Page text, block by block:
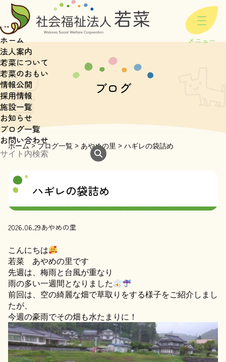
ホーム
法人案内
若菜について
若菜のおもい
情報公開
採用情報
施設一覧
お知らせ
ブログ一覧
お問い合わせ
ブログ
ホーム>ブログ一覧 > あやめの里 > ハギレの袋詰め
ハギレの袋詰め
2026.06.29あやめの里
こんにちは
若菜 あやめの里です
先週は、梅雨と台風が重なり
雨の多い一週間となりました
前回は、空の綺麗な畑で草取りをする様子をご紹介しまし
たが、
今週の豪雨でその畑も水たまりに！